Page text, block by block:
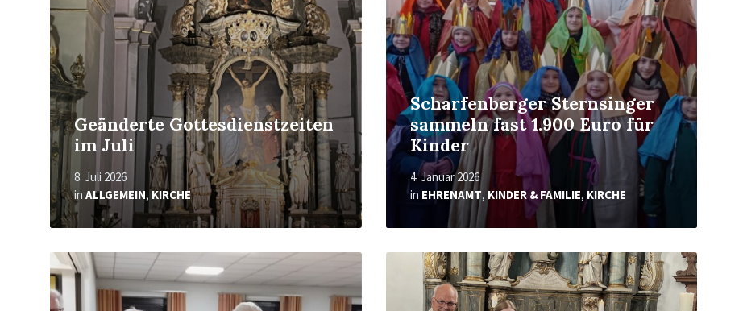
Geänderte Gottesdienstzeiten
im Juli
8. Juli 2026
in ALLGEMEIN,KIRCHE
Scharfenberger Sternsinger
sammeln fast 1.900 Euro für
Kinder
4. Januar 2026
in EHRENAMT, KINDER & FAMILIE, KIRCHE
Mehr
erfahren
Mehr
erfahren